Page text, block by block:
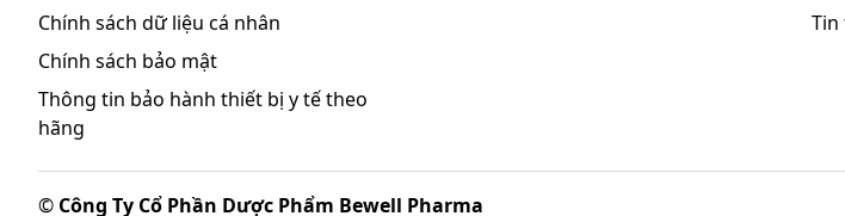
Tiêu hóa:Rối loạn tiêu hóa
Da: Dị ứng da.
Thần kinh:
Nhức đầu
Huyết học: Có thể kéo dài thời gian chảy máu.
Hướng dẫn cách xử trí ADR
Thông báo cho bác sĩ những tác dụng không mong muốn gặp phải khi sử dụng thuốc.
Chính sách dữ liệu cá nhân
Chính sách bảo mật
Thông tin bảo hành thiết bị y tế theo
hãng
Tin
© Công Ty Cổ Phần Dược Phẩm Bewell Pharma